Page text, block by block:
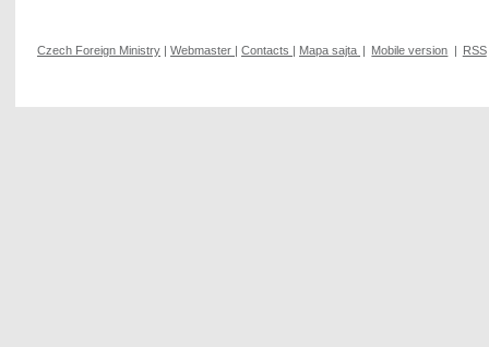
Czech Foreign Ministry | Webmaster | Contacts | Mapa sajta | Mobile version | RSS